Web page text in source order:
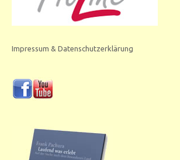
Impressum & Datenschutzerklärung